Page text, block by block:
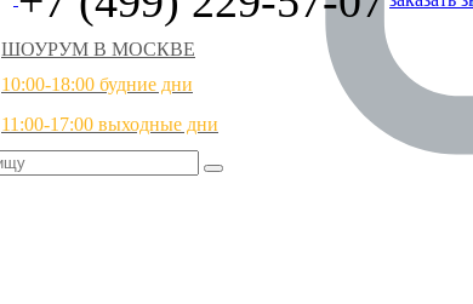
ШОУРУМ В МОСКВЕ
10:00-18:00 будние дни
11:00-17:00 выходные дни